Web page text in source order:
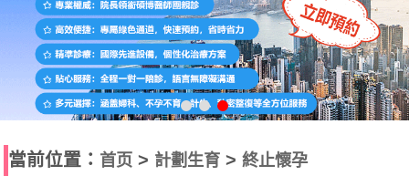
當前位置： 首页 > 計劃生育 >終止懷孕